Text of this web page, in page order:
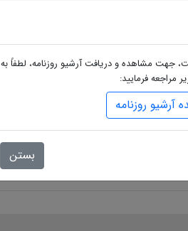
ارسال دیدگاه
جهت مشاهده و دریافت آرشیو روزنامه، لطفاً به
مراجعه فرمایید:
آرشیو روزنامه
بستن